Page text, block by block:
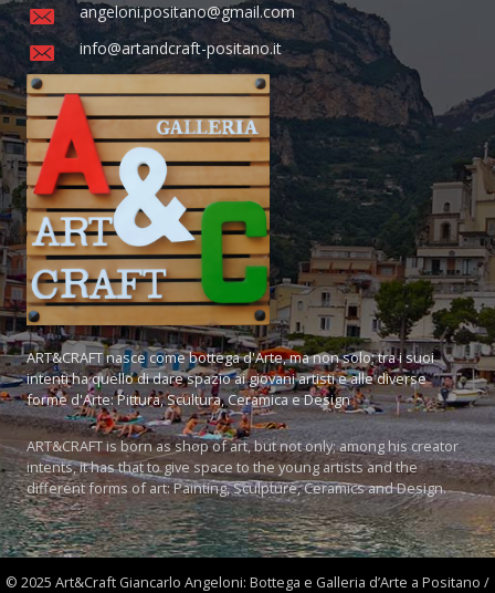
angeloni.positano@gmail.com
info@artandcraft-positano.it
ART&CRAFT nasce come bottega d'Arte, ma non solo; tra i suoi
intenti ha quello di dare spazio ai giovani artisti e alle diverse
forme d'Arte: Pittura, Scultura, Ceramica e Design
ART&CRAFT is born as shop of art, but not only; among his creator
intents, it has that to give space to the young artists and the
different forms of art: Painting, Sculpture, Ceramics and Design.
© 2025 Art&Craft Giancarlo Angeloni: Bottega e Galleria d’Arte a Positano /